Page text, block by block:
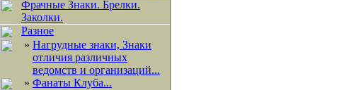
Фрачные Знаки. Брелки.
Заколки.
Разное
» Нагрудные знаки, Знаки
отличия различных
ведомств и организаций...
» Фанаты Клуба...